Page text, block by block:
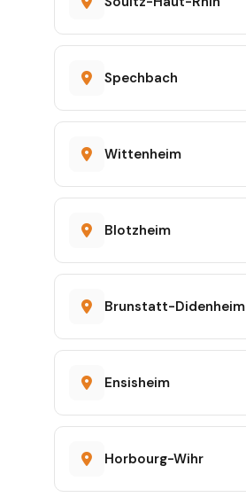
Spechbach
Wittenheim
Blotzheim
Brunstatt-Didenheim
Ensisheim
Horbourg-Wihr